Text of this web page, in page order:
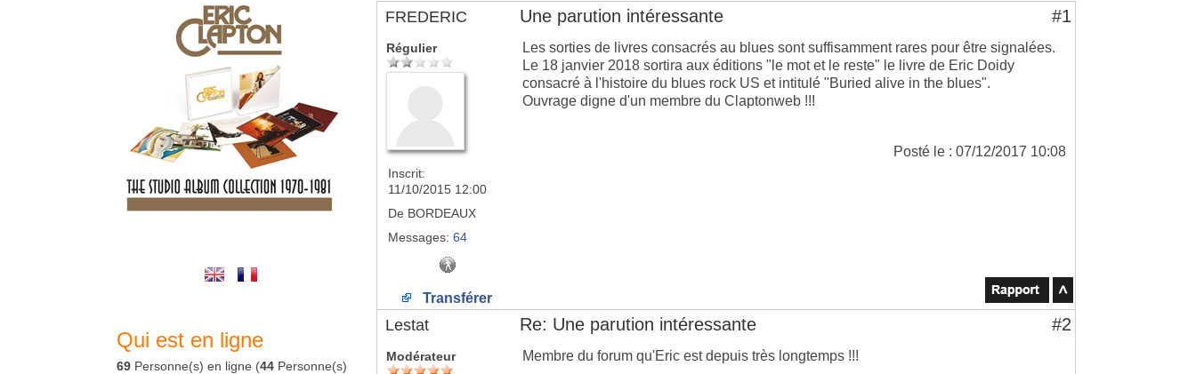
Qui est en ligne
69 Personne(s) en ligne (44 Personne(s)
FREDERIC Une parution intéressante #1
Régulier
Inscrit:
11/10/2015 12:00
De BORDEAUX
Messages: 64
Les sorties de livres consacrés au blues sont suffisamment rares pour être signalées.
Le 18 janvier 2018 sortira aux éditions "le mot et le reste" le livre de Eric Doidy
consacré à l'histoire du blues rock US et intitulé "Buried alive in the blues".
Ouvrage digne d'un membre du Claptonweb !!!
Posté le : 07/12/2017 10:08
Transférer
Lestat Re: Une parution intéressante #2
Modérateur Membre du forum qu'Eric est depuis très longtemps !!!